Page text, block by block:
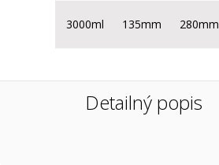
3000ml 135mm 280mm
Detailný popis